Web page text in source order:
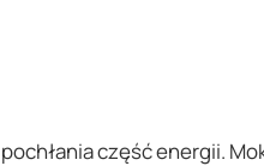
część energii.